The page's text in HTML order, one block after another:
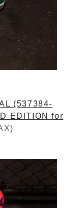
(537384-
EDITION for